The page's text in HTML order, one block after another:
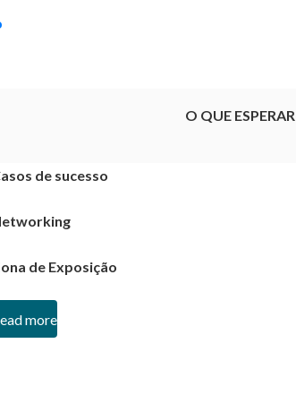
O QUE ESPERAR
de sucesso
de Exposição
more